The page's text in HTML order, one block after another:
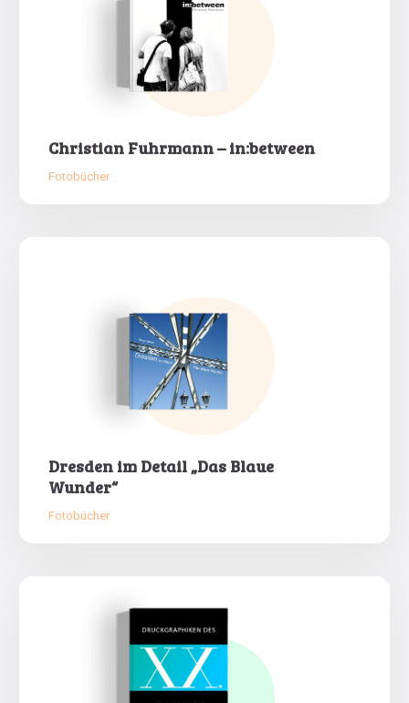
Christian Fuhrmann – in:between
Fotobücher
Dresden im Detail „Das Blaue
Wunder“
Fotobücher